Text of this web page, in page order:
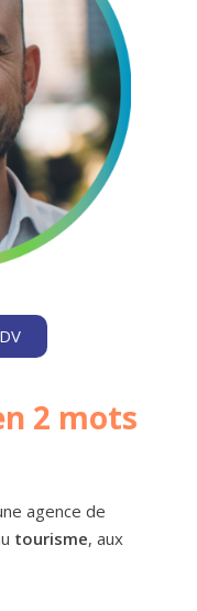
2 mots
agence de
tourisme, aux